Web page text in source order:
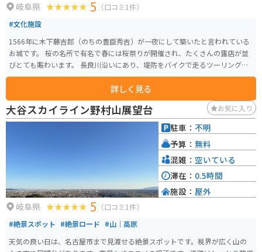
岐阜県 5 （口コミ1件）
#文化施設
1566年に木下藤吉郎（のちの豊臣秀吉）が一夜にして築いたと言われている
お城です。 桜の名所で有名で春には桜祭りが開催され、たくさんの露店が並
びとても賑わいます。 長良川沿いにあり、堤防をバイクで走るツーリングス
ポットになっています。
詳しく見る
大谷スカイライン野村山展望台 お気に入り
岐阜県 5 （口コミ1件）
#絶景スポット #絶景ロード #山｜高原
天気の良い日は、名古屋市まで見渡せる絶景スポットです。視界が広く山の
駐車： 不明
予算： 無料
混雑： 空いている
滞在： 0.5時間
施設： 屋外